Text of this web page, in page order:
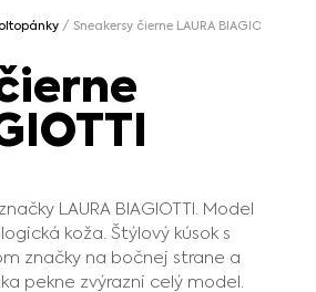
/ Sneakersy čierne LAURA BIAGIOTTI 8204
LAURA BIAGIOTTI. Model
koža. Štýlový kúsok s
značky na bočnej strane a
pekne zvýrazni celý model.